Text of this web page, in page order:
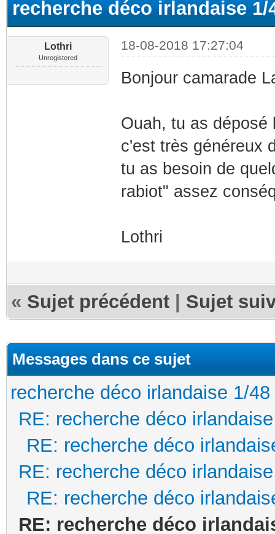
recherche déco irlandaise 1/
Lothri
Unregistered
18-08-2018 17:27:04
Bonjour camarade
Ouah, tu as déposé
c'est très généreux
tu as besoin de
rabiot" assez
Lothri
« Sujet précédent Sujet
Messages dans ce sujet
recherche déco irlandaise 1/48
RE: recherche déco
RE: recherche déco
RE: recherche déco
RE: recherche déco
RE: recherche déco